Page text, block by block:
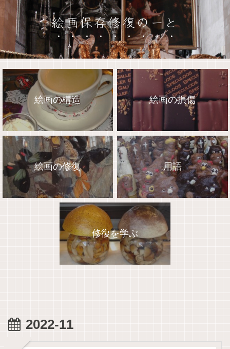
絵画保存修復のーと
絵画の構造 絵画の損傷
絵画の修復 用語
修復を学ぶ
2022-11